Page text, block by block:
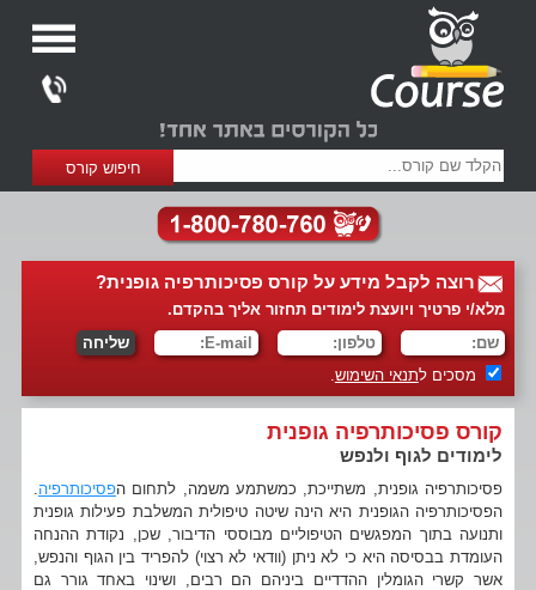
רוצה לקבל מידע על קורס פסיכותרפיה גופנית?
מלא/י פרטיך ויועצת לימודים תחזור אליך בהקדם.
מסכים לתנאי השימוש.
קורס פסיכותרפיה גופנית
לימודים לגוף ולנפש
פסיכותרפיה גופנית, משתייכת, כמשתמע משמה, לתחום הפסיכותרפיה.
הפסיכותרפיה הגופנית היא הינה שיטה טיפולית המשלבת פעילות גופנית
ותנועה בתוך המפגשים הטיפוליים מבוססי הדיבור, שכן, נקודת ההנחה
העומדת בבסיסה היא כי לא ניתן (וודאי לא רצוי) להפריד בין הגוף והנפש,
אשר קשרי הגומלין ההדדיים ביניהם הם רבים, ושינוי באחד גורר גם